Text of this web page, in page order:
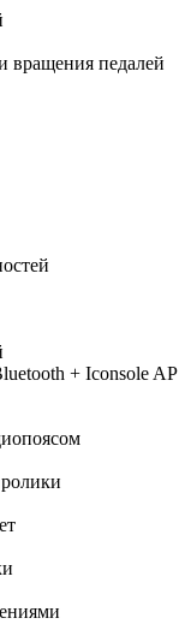
вращения педалей
+ Iconsole AP